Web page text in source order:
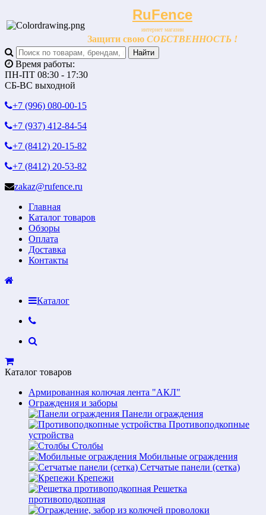
RuFence
интернет магазин
Защити свою СОБСТВЕННОСТЬ !
Время работы:
ПН-ПТ 08:30 - 17:30
СБ-ВС выходной
+7 (996) 080-00-15
+7 (937) 412-84-54
+7 (8412) 20-15-82
+7 (8412) 20-53-82
zakaz@rufence.ru
Главная
Каталог товаров
Обзоры
Оплата
Доставка
Контакты
Каталог
Каталог товаров
Армированная колючая лента "АКЛ"
Ограждения и заборы
Панели ограждения
Противоподкопные
устройства
Столбы
Мобильные ограждения
Сетчатые панели (сетка)
Крепежи
Решетка
противоподкопная